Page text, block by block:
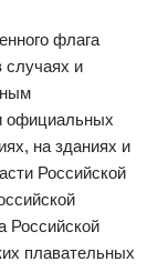
флага
случаях и
официальных
на зданиях и
Российской
Российской
плавательных